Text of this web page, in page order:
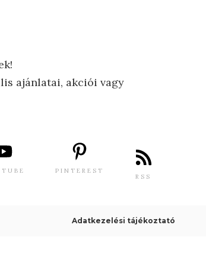
ajánlatai, akciói vagy
PINTEREST
RSS
Adatkezelési tájékoztató